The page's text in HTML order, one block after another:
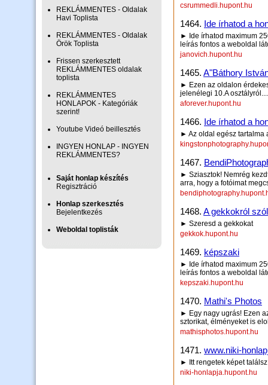
REKLÁMMENTES - Oldalak
Havi Toplista
REKLÁMMENTES - Oldalak
Örök Toplista
Frissen szerkesztett
REKLÁMMENTES oldalak
toplista
REKLÁMMENTES
HONLAPOK - Kategóriák
szerint!
Youtube Videó beillesztés
INGYEN HONLAP - INGYEN
REKLÁMMENTES?
Saját honlap készítés
Regisztráció
Honlap szerkesztés
Bejelentkezés
Weboldal toplisták
csrummedli.hupont.hu
1464. Ide írhatod a
► Ide írhatod maximum
leírás fontos a weboldal
janovich.hupont.hu
1465. A"Báthory
► Ezen az oldalon
jelenélegi 10.A
aforever.hupont.hu
1466. Ide írhatod a
► Az oldal egész tartalma
1467.
► Sziasztok! Nemrég
arra, hogy a fotóimat
1468. A gekkokról
► Szeresd a gekkokat
gekkok.hupont.hu
1469. képszaki
► Ide írhatod maximum
leírás fontos a weboldal
kepszaki.hupont.hu
1470. Mathi's Photos
► Egy nagy ugrás! Ezen
sztorikat, élményeket is
mathisphotos.hupont.hu
1471. www.niki-
► Itt rengetek képet
niki-honlapja.hupont.hu